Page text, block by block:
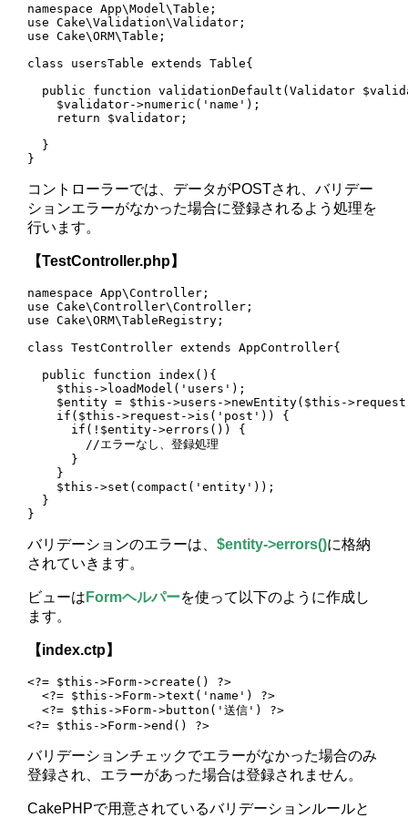
namespace App\Model\Table;
use Cake\Validation\Validator;
use Cake\ORM\Table;
class usersTable extends Table{
public function validationDefault(Validator
    $validator->numeric('name');
    return $validator;
  }
}
コントローラーでは、データがPOSTされ、バリデー
ションエラーがなかった場合に登録されるよう処理を
行います。
【TestController.php】
namespace App\Controller;
use Cake\Controller\Controller;
use Cake\ORM\TableRegistry;
class TestController extends AppController{
  public function index(){
    $this->loadModel('users');
$entity = $this->users->newEntity($this-
    if($this->request->is('post')) {
      if(!$entity->errors()) {
        //エラーなし、登録処理
      }
    }
    $this->set(compact('entity'));
  }
}
バリデーションのエラーは、$entity->errors()に格納
されていきます。
ビューは Formヘルパーを使って以下のように作成し
ます。
【index.ctp】
<?= $this->Form->create() ?>
  <?= $this->Form->text('name') ?>
  <?= $this->Form->button('送信') ?>
バリデーションチェックでエラーがなかった場合のみ
登録され、エラーがあった場合は登録されません。
CakePHPで用意されているバリデーションルールと